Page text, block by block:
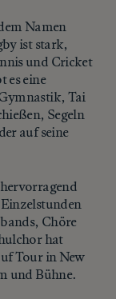
Namen
ist stark,
und Cricket
es eine
Tai
Segeln
auf seine
Chöre
hat
Tour in New
und Bühne.